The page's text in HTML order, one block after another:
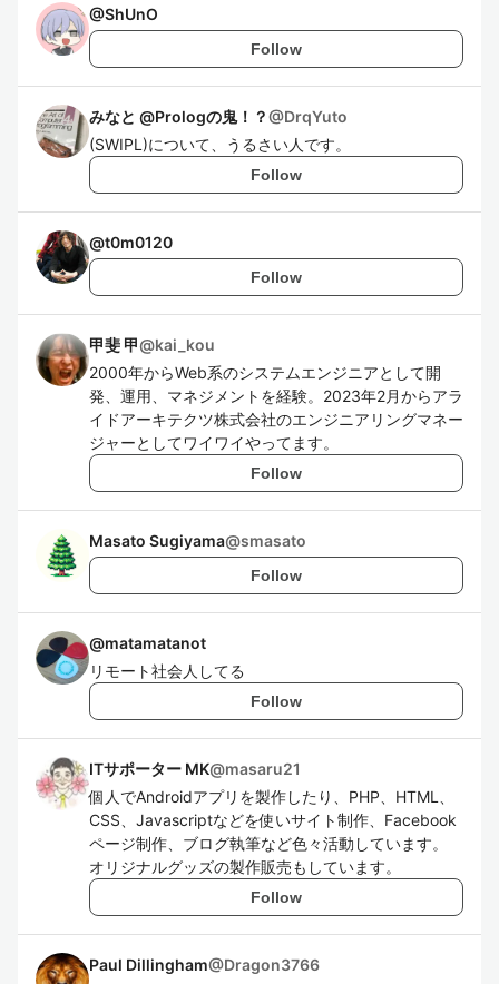
@ShUnO
Follow
みなと @Prologの鬼！？@DrqYuto
(SWIPL)について、うるさい人です。
Follow
@t0m0120
Follow
甲斐 甲@kai_kou
2000年からWeb系のシステムエンジニアとして開
発、運用、マネジメントを経験。2023年2月からアラ
イドアーキテクツ株式会社のエンジニアリングマネー
ジャーとしてワイワイやってます。
Follow
Masato Sugiyama@smasato
Follow
@matamatanot
リモート社会人してる
Follow
ITサポーター MK@masaru21
個人でAndroidアプリを製作したり、PHP、HTML、
CSS、Javascriptなどを使いサイト制作、Facebook
ページ制作、ブログ執筆など色々活動しています。
オリジナルグッズの製作販売もしています。
Follow
Paul Dillingham@Dragon3766